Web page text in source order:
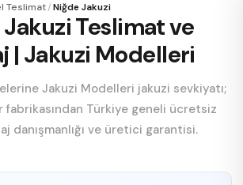
Teslimat/Niğde Jakuzi
Teslimat ve
| Jakuzi Modelleri
Jakuzi Modelleri jakuzi sevkiyatı;
fabrikasından Türkiye geneli ücretsiz
danışmanlığı ve üretici garantisi.